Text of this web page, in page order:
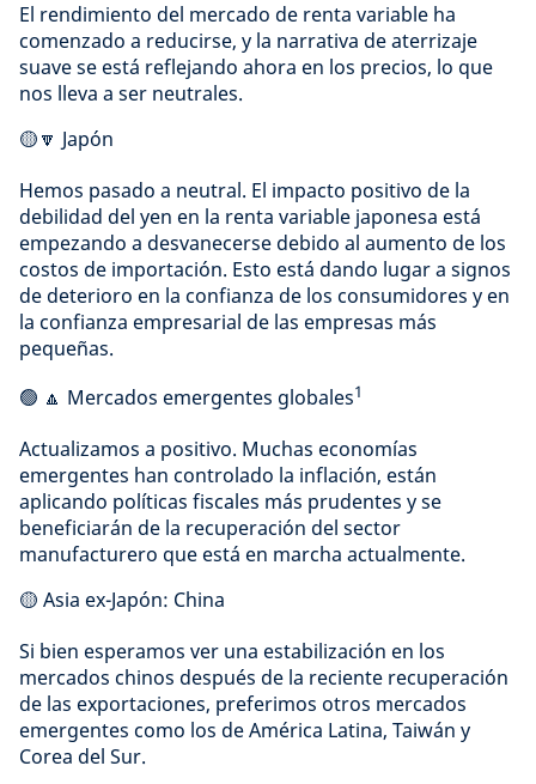
El rendimiento del mercado de renta variable ha
comenzado a reducirse, y la narrativa de aterrizaje
suave se está reflejando ahora en los precios, lo que
nos lleva a ser neutrales.
🟡🔽 Japón
Hemos pasado a neutral. El impacto positivo de la
debilidad del yen en la renta variable japonesa está
empezando a desvanecerse debido al aumento de los
costos de importación. Esto está dando lugar a signos
de deterioro en la confianza de los consumidores y en
la confianza empresarial de las empresas más
pequeñas.
🟢 🔼 Mercados emergentes globales1
Actualizamos a positivo. Muchas economías
emergentes han controlado la inflación, están
aplicando políticas fiscales más prudentes y se
beneficiarán de la recuperación del sector
manufacturero que está en marcha actualmente.
🟡 Asia ex-Japón: China
Si bien esperamos ver una estabilización en los
mercados chinos después de la reciente recuperación
de las exportaciones, preferimos otros mercados
emergentes como los de América Latina, Taiwán y
Corea del Sur.